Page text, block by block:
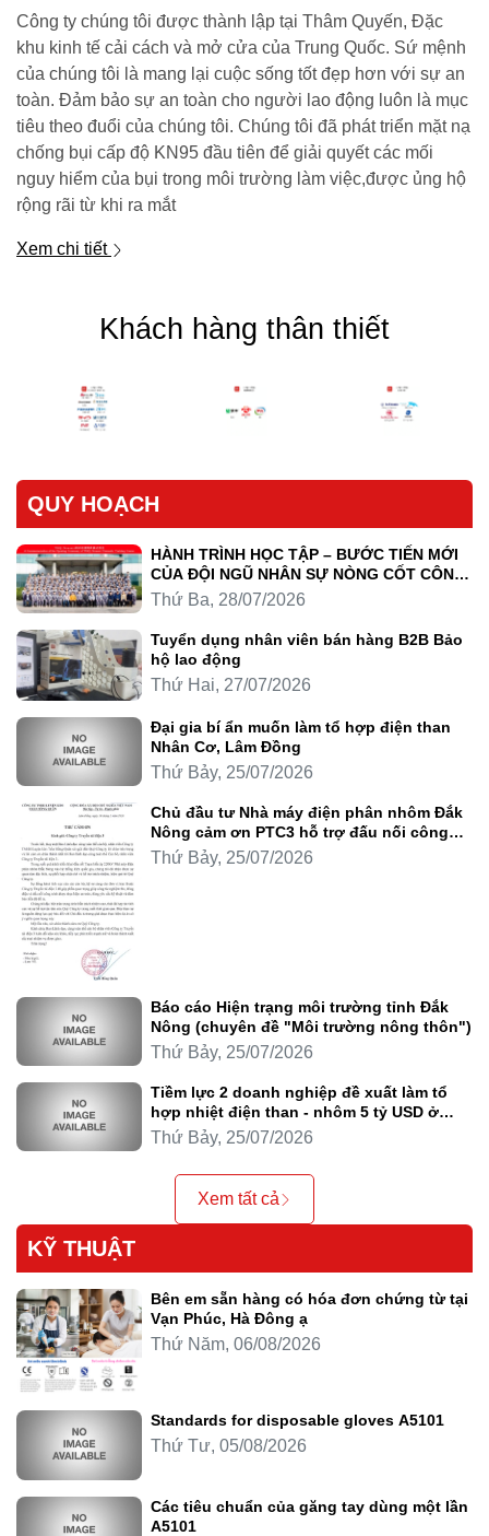
Công ty chúng tôi được thành lập tại Thâm Quyến, Đặc
khu kinh tế cải cách và mở cửa của Trung Quốc. Sứ mệnh
của chúng tôi là mang lại cuộc sống tốt đẹp hơn với sự an
toàn. Đảm bảo sự an toàn cho người lao động luôn là mục
tiêu theo đuổi của chúng tôi. Chúng tôi đã phát triển mặt nạ
chống bụi cấp độ KN95 đầu tiên để giải quyết các mối
nguy hiểm của bụi trong môi trường làm việc,được ủng hộ
rộng rãi từ khi ra mắt
Xem chi tiết
Khách hàng thân thiết
QUY HOẠCH
HÀNH TRÌNH HỌC TẬP – BƯỚC TIẾN MỚI
CỦA ĐỘI NGŨ NHÂN SỰ NÒNG CỐT CÔNG
TY LUYỆN KIM TRẦN HỒNG QUÂN
Thứ Ba, 28/07/2026
Tuyển dụng nhân viên bán hàng B2B Bảo
hộ lao động
Thứ Hai, 27/07/2026
Đại gia bí ẩn muốn làm tổ hợp điện than
Nhân Cơ, Lâm Đồng
Thứ Bảy, 25/07/2026
Chủ đầu tư Nhà máy điện phân nhôm Đắk
Nông cảm ơn PTC3 hỗ trợ đấu nối công
trình
Thứ Bảy, 25/07/2026
Báo cáo Hiện trạng môi trường tỉnh Đắk
Nông (chuyên đề "Môi trường nông thôn")
Thứ Bảy, 25/07/2026
Tiềm lực 2 doanh nghiệp đề xuất làm tổ
hợp nhiệt điện than - nhôm 5 tỷ USD ở
Lâm Đồng
Thứ Bảy, 25/07/2026
Xem tất cả
KỸ THUẬT
Bên em sẵn hàng có hóa đơn chứng từ tại
Vạn Phúc, Hà Đông ạ
Thứ Năm, 06/08/2026
Standards for disposable gloves A5101
Thứ Tư, 05/08/2026
Các tiêu chuẩn của găng tay dùng một lần
A5101